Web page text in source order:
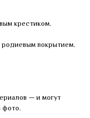
крестиком.
родиевым покрытием.
— и могут
фото.